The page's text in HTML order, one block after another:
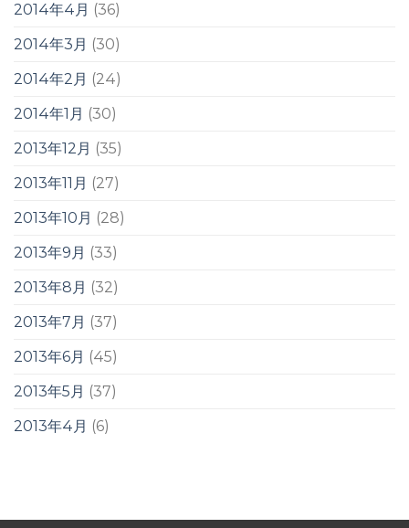
2014年4月 (36)
2014年3月 (30)
2014年2月 (24)
2014年1月 (30)
2013年12月 (35)
2013年11月 (27)
2013年10月 (28)
2013年9月 (33)
2013年8月 (32)
2013年7月 (37)
2013年6月 (45)
2013年5月 (37)
2013年4月 (6)